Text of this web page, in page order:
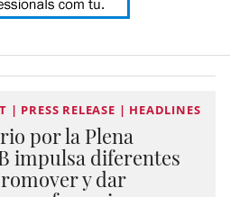
| PRESS RELEASE | HEADLINES
por la Plena
impulsa diferentes
y dar